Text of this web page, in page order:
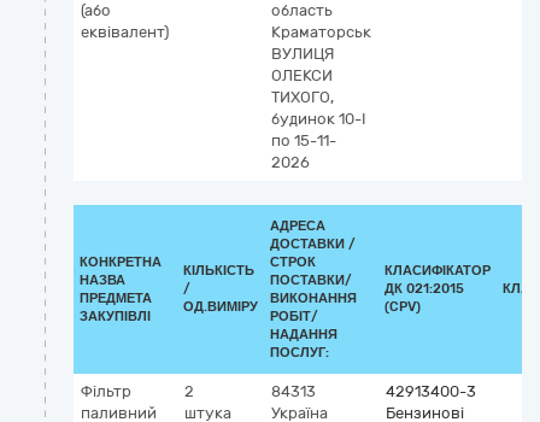
(або
еквівалент)
область
Краматорськ
ВУЛИЦЯ
ОЛЕКСИ
ТИХОГО,
будинок 10-І
по 15-11-
2026
КОНКРЕТНА
НАЗВА
ПРЕДМЕТА
ЗАКУПІВЛІ
КІЛЬКІСТЬ
/
ОД.ВИМІРУ
АДРЕСА
ДОСТАВКИ /
СТРОК
ПОСТАВКИ/
ВИКОНАННЯ
РОБІТ/
НАДАННЯ
ПОСЛУГ:
КЛАСИФІКАТОР
ДК 021:2015
(CPV)
Фільтр
паливний
2
штука
84313
Україна
42913400-3
Бензинові